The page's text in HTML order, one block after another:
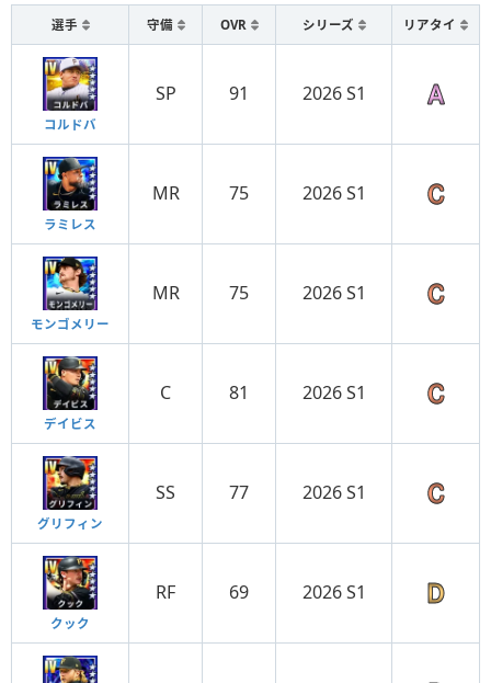
選手 守備 OVR シリーズ リアタイ
コルドバ
SP 91 2026 S1
ラミレス
MR 75 2026 S1
モンゴメリー
MR 75 2026 S1
デイビス
C 81 2026 S1
グリフィン
SS 77 2026 S1
クック
RF 69 2026 S1